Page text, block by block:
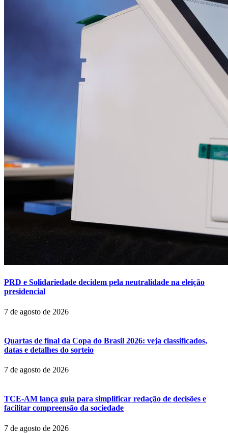
PRD e Solidariedade decidem pela neutralidade na eleição
presidencial
7 de agosto de 2026
Quartas de final da Copa do Brasil 2026: veja classificados,
datas e detalhes do sorteio
7 de agosto de 2026
TCE-AM lança guia para simplificar redação de decisões e
facilitar compreensão da sociedade
7 de agosto de 2026